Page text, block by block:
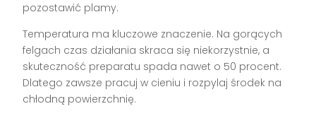
pozostawić plamy.
Temperatura ma kluczowe znaczenie. Na gorących
felgach czas działania skraca się niekorzystnie, a
skuteczność preparatu spada nawet o 50 procent.
Dlatego zawsze pracuj w cieniu i rozpylaj środek na
chłodną powierzchnię.